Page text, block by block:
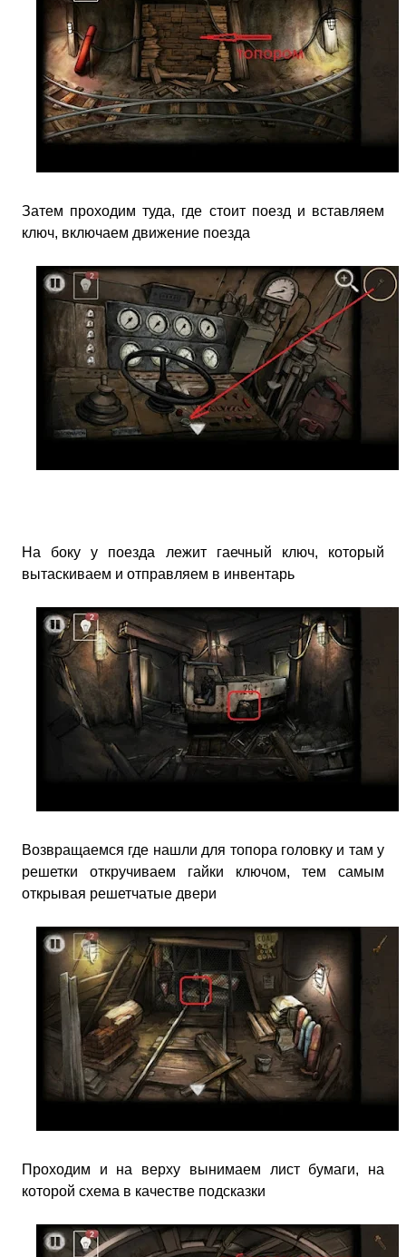
Затем проходим туда, где стоит поезд и вставляем
ключ, включаем движение поезда
На боку у поезда лежит гаечный ключ, который
вытаскиваем и отправляем в инвентарь
Возвращаемся где нашли для топора головку и там у
решетки откручиваем гайки ключом, тем самым
открывая решетчатые двери
Проходим и на верху вынимаем лист бумаги, на
которой схема в качестве подсказки